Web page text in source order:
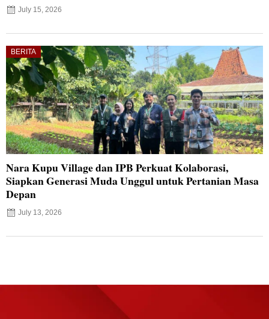
July 15, 2026
BERITA
Nara Kupu Village dan IPB Perkuat Kolaborasi,
Siapkan Generasi Muda Unggul untuk Pertanian Masa
Depan
July 13, 2026